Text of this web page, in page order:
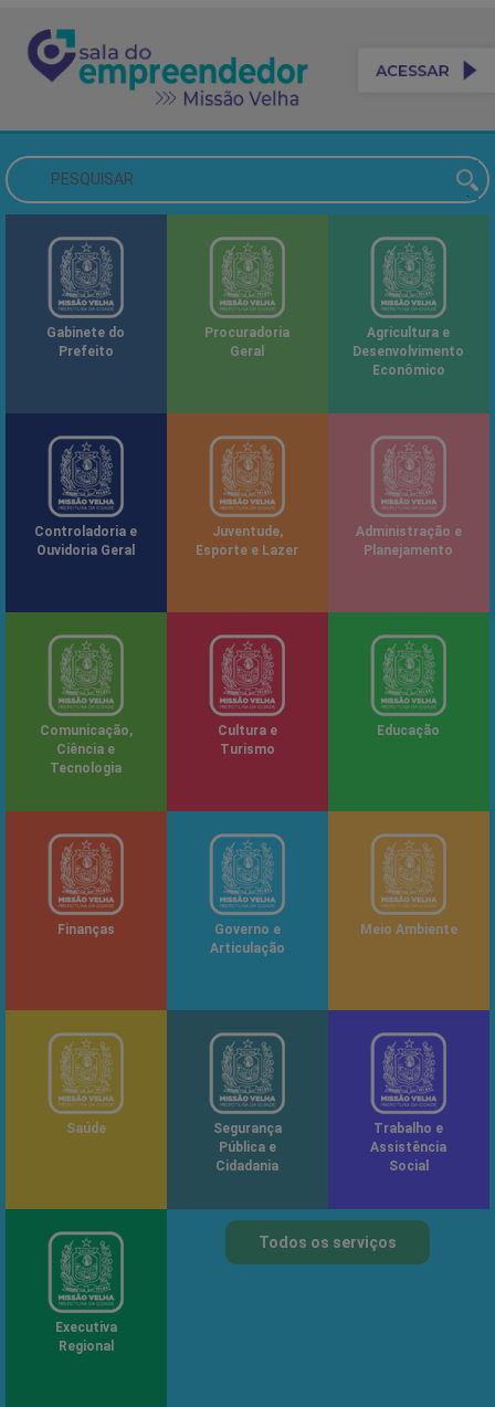
Gabinete do
Prefeito
Procuradoria
Geral
Agricultura e
Desenvolvimento
Econômico
Controladoria e
Ouvidoria Geral
Juventude,
Esporte e Lazer
Administração e
Planejamento
Comunicação,
Ciência e
Tecnologia
Cultura e
Turismo
Educação
Finanças
Governo e
Articulação
Meio Ambiente
Saúde
Segurança
Pública e
Cidadania
Trabalho e
Assistência
Social
Executiva
Regional
Todos os serviços